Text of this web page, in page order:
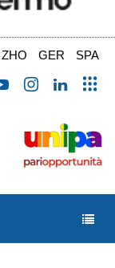
ZHO GER SPA